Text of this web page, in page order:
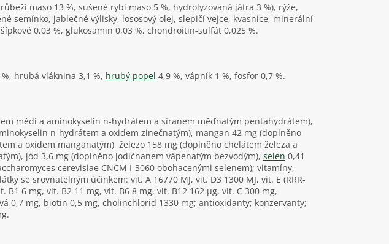
maso 13 %, sušené rybí maso 5 %, hydrolyzovaná játra 3 %), rýže,
semínko, jablečné výlisky, lososový olej, slepičí vejce, kvasnice, minerální
0,03 %, glukosamin 0,03 %, chondroitin-sulfát 0,025 %.
hrubá vláknina 3,1 %, hrubý popel 4,9 %, vápník 1 %, fosfor 0,7 %.
mědi a aminokyselin n-hydrátem a síranem měďnatým pentahydrátem),
n-hydrátem a oxidem zinečnatým), mangan 42 mg (doplněno
a oxidem manganatým), železo 158 mg (doplněno chelátem železa a
jód 3,6 mg (doplněno jodičnanem vápenatým bezvodým), selen 0,41
cerevisiae CNCM I-3060 obohacenými selenem); vitamíny,
se srovnatelným účinkem: vit. A 16770 MJ, vit. D3 1300 MJ, vit. E (RRR-
6 mg, vit. B2 11 mg, vit. B6 8 mg, vit. B12 162 µg, vit. C 300 mg,
0,7 mg, biotin 0,5 mg, cholinchlorid 1330 mg; antioxidanty; konzervanty;